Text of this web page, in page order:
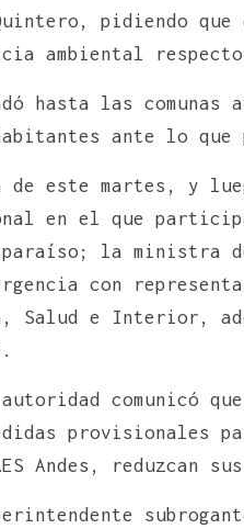
pidiendo
ambiental respecto
hasta las comunas
ante lo que
de este martes, y
en el que
la ministra
con
Salud e Interior,
comunicó
provisionales
Andes, reduzcan